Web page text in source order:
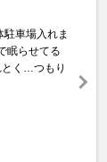
車場入れま
眠らせてる
とく…つもり